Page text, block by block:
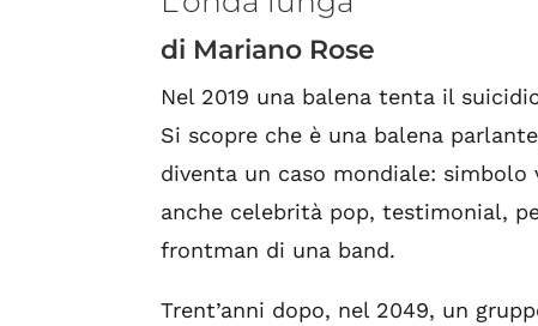
di Mariano Rose
Nel 2019 una balena tenta il
Si scopre che è una balena
diventa un caso mondiale:
anche celebrità pop, testimonial,
frontman di una band.
Trent’anni dopo, nel 2049, un